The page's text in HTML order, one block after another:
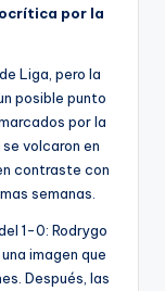
por la
Liga, pero la
posible punto
por la
volcaron en
contraste con
semanas.
1-0: Rodrygo
imagen que
Después, las